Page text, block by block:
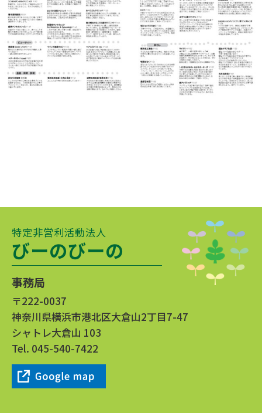
特定非営利活動法人
びーのびーの
事務局
〒222-0037
神奈川県横浜市港北区大倉山2丁目7-47
シャトレ大倉山 103
Tel. 045-540-7422